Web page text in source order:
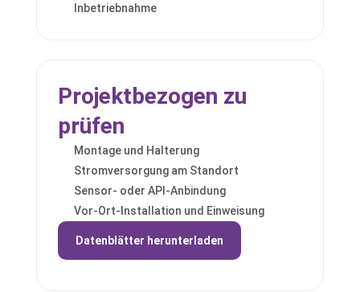
Inbetriebnahme
Projektbezogen zu
prüfen
Montage und Halterung
Stromversorgung am Standort
Sensor- oder API-Anbindung
Vor-Ort-Installation und Einweisung
Datenblätter herunterladen